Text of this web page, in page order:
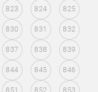
823 824 825
830 831 832
837 838 839
844 845 846
851 852 853